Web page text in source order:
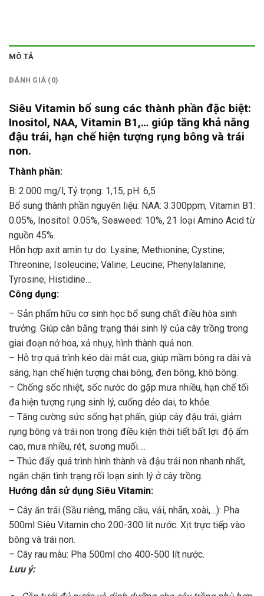
MÔ TẢ
ĐÁNH GIÁ (0)
Siêu Vitamin bổ sung các thành phần đặc biệt:
Inositol, NAA, Vitamin B1,… giúp tăng khả năng
đậu trái, hạn chế hiện tượng rụng bông và trái
non.
Thành phần:
B: 2.000 mg/l, Tỷ trọng: 1,15, pH: 6,5
Bổ sung thành phần nguyên liệu: NAA: 3.300ppm, Vitamin B1:
0.05%, Inositol: 0.05%, Seaweed: 10%, 21 loại Amino Acid từ
nguồn 45%.
Hỗn hợp axit amin tự do: Lysine; Methionine; Cystine;
Threonine; Isoleucine; Valine; Leucine; Phenylalanine;
Tyrosine; Histidine…
Công dụng:
– Sản phẩm hữu cơ sinh học bổ sung chất điều hòa sinh
trưởng. Giúp cân bằng trạng thái sinh lý của cây trồng trong
giai đoạn nở hoa, xả nhụy, hình thành quả non.
– Hỗ trợ quá trình kéo dài mắt cua, giúp mầm bông ra dài và
sáng, hạn chế hiện tượng chai bông, đen bông, khô bông.
– Chống sốc nhiệt, sốc nước do gặp mưa nhiều, hạn chế tối
đa hiện tượng rụng sinh lý, cuống dẻo dai, to khỏe.
– Tăng cường sức sống hạt phấn, giúp cây đậu trái, giảm
rụng bông và trái non trong điều kiện thời tiết bất lợi: độ ẩm
cao, mưa nhiều, rét, sương muối….
– Thúc đẩy quá trình hình thành và đậu trái non nhanh nhất,
ngăn chặn tình trạng rối loạn sinh lý ở cây trồng.
Hướng dẫn sử dụng Siêu Vitamin:
– Cây ăn trái (Sầu riêng, mãng cầu, vải, nhãn, xoài,…): Pha
500ml Siêu Vitamin cho 200-300 lít nước. Xịt trực tiếp vào
bông và trái non.
– Cây rau màu: Pha 500ml cho 400-500 lít nước.
Lưu ý: